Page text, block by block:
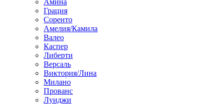
Амина
Грация
Соренто
Амелия/Камила
Валео
Каспер
Либерти
Версаль
Виктория/Лина
Милано
Прованс
Луиджи